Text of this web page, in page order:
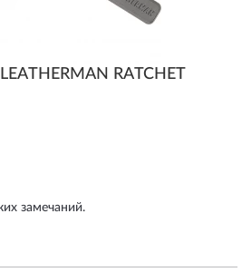
RATCHET
замечаний.